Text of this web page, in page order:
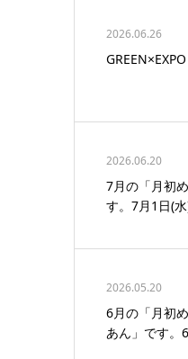
2026.06.26
2026.06.20
7月の「月初
す。7月1日(
2026.05.20
6月の「月初
あん」です。